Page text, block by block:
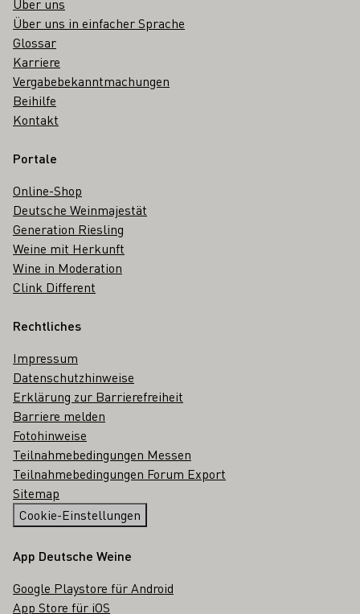
Über uns
Über uns in einfacher Sprache
Glossar
Karriere
Vergabebekanntmachungen
Beihilfe
Kontakt
Portale
Online-Shop
Deutsche Weinmajestät
Generation Riesling
Weine mit Herkunft
Wine in Moderation
Clink Different
Rechtliches
Impressum
Datenschutzhinweise
Erklärung zur Barrierefreiheit
Barriere melden
Fotohinweise
Teilnahmebedingungen Messen
Teilnahmebedingungen Forum Export
Sitemap
Cookie-Einstellungen
App Deutsche Weine
Google Playstore für Android
App Store für iOS